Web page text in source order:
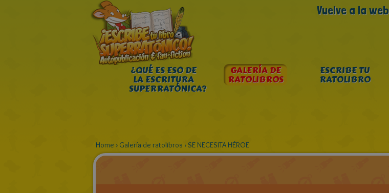
Vuelve a la web
¿QUÉ ES ESO DE
LA ESCRITURA
SUPERRATÓNICA?
GALERÍA DE
RATOLIBROS
ESCRIBE TU
RATOLIBRO
Home › Galería de ratolibros › SE NECESITA HÉROE